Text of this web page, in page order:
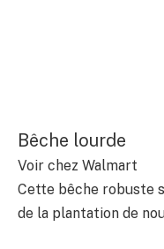
Bêche lourde
Voir chez Walmart
Cette bêche robuste
de la plantation de